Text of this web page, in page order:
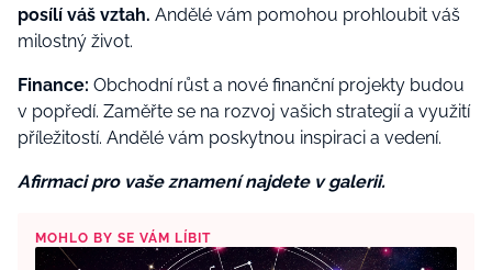
posílí váš vztah. Andělé vám pomohou prohloubit váš
milostný život.
Finance: Obchodní růst a nové finanční projekty budou
v popředí. Zaměřte se na rozvoj vašich strategií a využití
příležitostí. Andělé vám poskytnou inspiraci a vedení.
Afirmaci pro vaše znamení najdete v galerii.
MOHLO BY SE VÁM LÍBIT